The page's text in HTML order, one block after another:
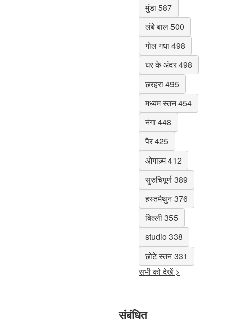
मुंडा 587
लंबे बाल 500
गोल गधा 498
घर के अंदर 498
छरहरा 495
मध्यम स्तन 454
नंगा 448
पैर 425
ओगाज़्म 412
सुरुचिपूर्ण 389
हस्तमैथुन 376
बिल्ली 355
studio 338
छोटे स्तन 331
सभी को देखें >
संबंधित